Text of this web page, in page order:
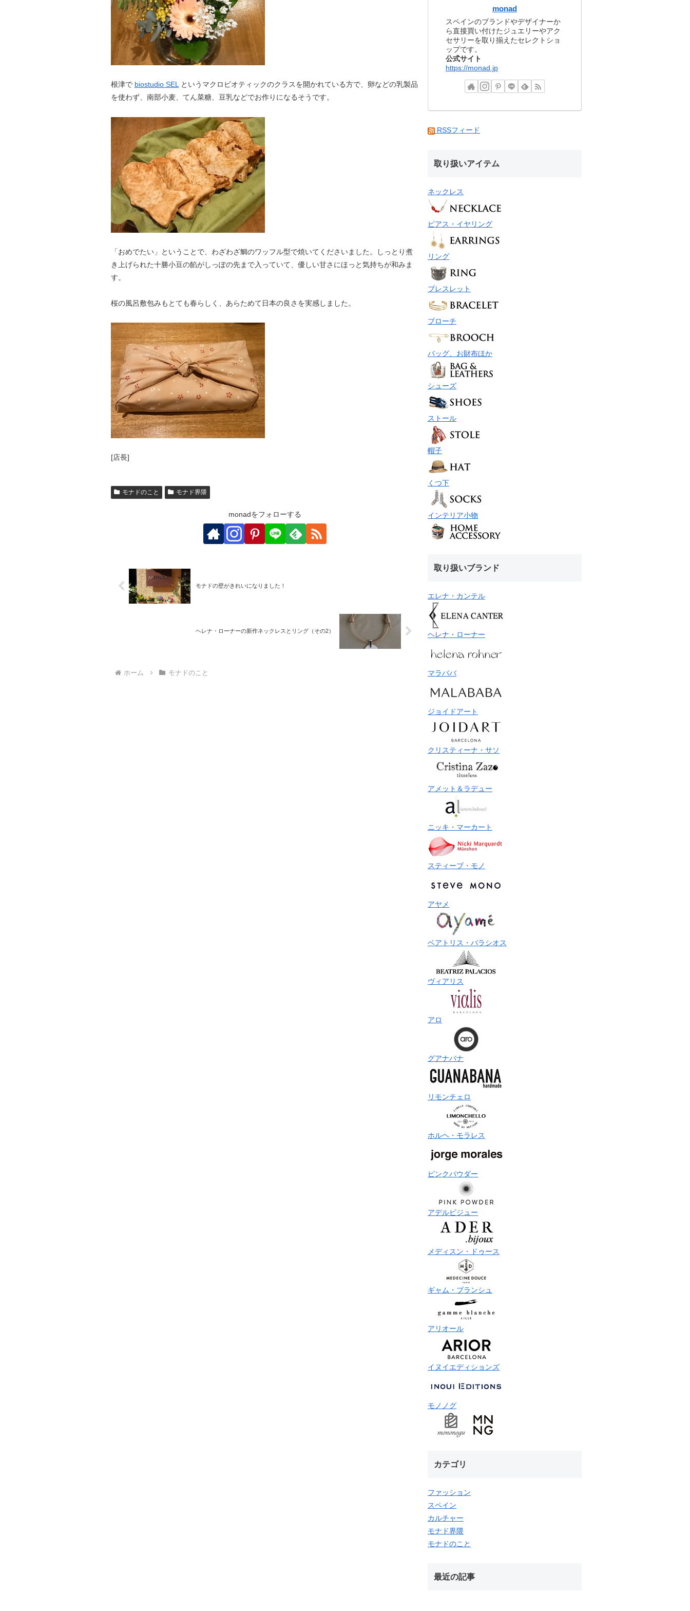
根津で biostudio SELというマクロビオティックのクラスを開かれている方で、卵などの乳製品
を使わず、南部小麦、てん菜糖、豆乳などでお作りになるそうです。
「おめでたい」ということで、わざわざ鯛のワッフル型で焼いてくださいました。しっとり煮
き上げられた十勝小豆の餡がしっぽの先まで入っていて、優しい甘さにほっと気持ちが和みま
す。
桜の風呂敷包みもとても春らしく、あらためて日本の良さを実感しました。
[店長]
モナドのこと モナド界隈
monadをフォローする
モナドの壁がきれいになりました！
ヘレナ・ローナーの新作ネックレスとリング（その2）
ホーム モナドのこと
monad
スペインのブランドやデザイナーか
ら直接買い付けたジュエリーやアク
セサリーを取り揃えたセレクトショ
ップです。
公式サイト
https://monad.jp
RSSフィード
取り扱いアイテム
ネックレス
ピアス・イヤリング
リング
ブレスレット
ブローチ
バッグ、お財布ほか
シューズ
ストール
帽子
くつ下
インテリア小物
取り扱いブランド
エレナ・カンテル
ヘレナ・ローナー
マラババ
ジョイドアート
クリスティーナ・サソ
アメット＆ラデュー
ニッキ・マーカート
スティーブ・モノ
アヤメ
ベアトリス・パラシオス
ヴィアリス
アロ
グアナバナ
リモンチェロ
ホルヘ・モラレス
ピンクパウダー
アデルビジュー
メディスン・ドゥース
ギャム・ブランシュ
アリオール
イヌイエディションズ
モノノグ
カテゴリ
ファッション
スペイン
カルチャー
モナド界隈
モナドのこと
最近の記事